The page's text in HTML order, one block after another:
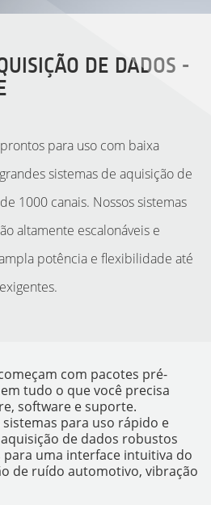
DE DADOS -
para uso com baixa
sistemas de aquisição de
1000 canais. Nossos sistemas
altamente escalonáveis e
potência e flexibilidade até
com pacotes pré-
tudo o que você precisa
software e suporte.
para uso rápido e
de dados robustos
uma interface intuitiva do
de ruído automotivo, vibração